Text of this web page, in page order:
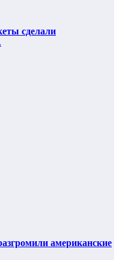
сделали
американские